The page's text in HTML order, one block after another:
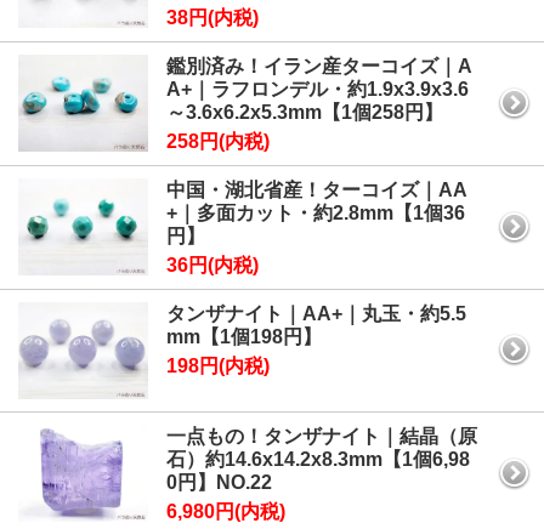
38円(内税)
鑑別済み！イラン産ターコイズ｜A
A+｜ラフロンデル・約1.9x3.9x3.6
～3.6x6.2x5.3mm【1個258円】
258円(内税)
中国・湖北省産！ターコイズ｜AA
+｜多面カット・約2.8mm【1個36
円】
36円(内税)
タンザナイト｜AA+｜丸玉・約5.5
mm【1個198円】
198円(内税)
一点もの！タンザナイト｜結晶（原
石）約14.6x14.2x8.3mm【1個6,98
0円】NO.22
6,980円(内税)